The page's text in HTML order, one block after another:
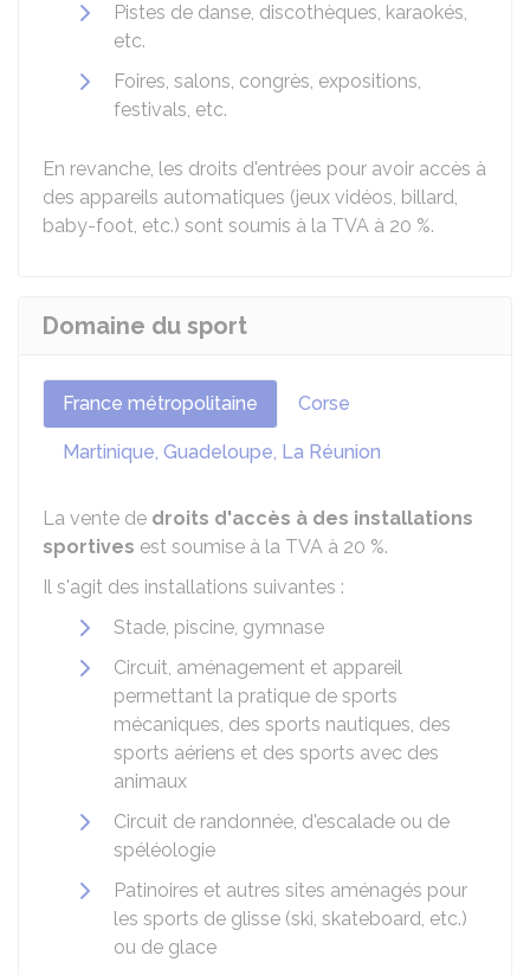
Pistes de danse, discothèques, karaokés,
etc.
Foires, salons, congrès, expositions,
festivals, etc.
En revanche, les droits d'entrées pour avoir accès à
des appareils automatiques (jeux vidéos, billard,
baby-foot, etc.) sont soumis à la TVA à 20 %.
Domaine du sport
France métropolitaine Corse
Martinique, Guadeloupe, La Réunion
La vente de droits d'accès à des installations
sportives est soumise à la TVA à 20 %.
Il s'agit des installations suivantes :
Stade, piscine, gymnase
Circuit, aménagement et appareil
permettant la pratique de sports
mécaniques, des sports nautiques, des
sports aériens et des sports avec des
animaux
Circuit de randonnée, d'escalade ou de
spéléologie
Patinoires et autres sites aménagés pour
les sports de glisse (ski, skateboard, etc.)
ou de glace